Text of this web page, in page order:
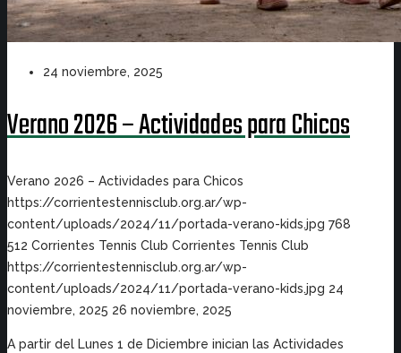
24 noviembre, 2025
Verano 2026 – Actividades para Chicos
Verano 2026 – Actividades para Chicos
https://corrientestennisclub.org.ar/wp-
content/uploads/2024/11/portada-verano-kids.jpg 768
512 Corrientes Tennis Club Corrientes Tennis Club
https://corrientestennisclub.org.ar/wp-
content/uploads/2024/11/portada-verano-kids.jpg 24
noviembre, 2025 26 noviembre, 2025
A partir del Lunes 1 de Diciembre inician las Actividades